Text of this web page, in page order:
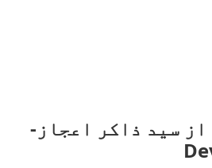
سید ذاکر اعجاز-